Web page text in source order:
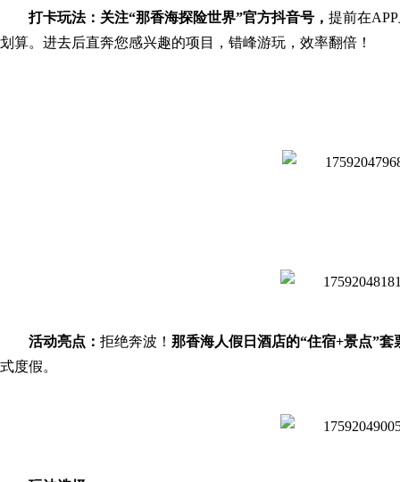
打卡玩法： 关注“那香海探险世界”官方抖音号， 提前在
划算。进去后直奔您感兴趣的项目，错峰游玩，效率翻倍！
活动亮点： 拒绝奔波！ 那香海人假日酒店的“住宿+景点”套
式度假。